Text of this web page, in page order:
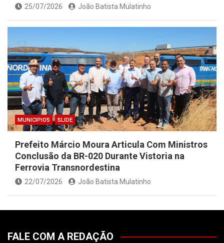
25/07/2026 João Batista Mulatinho
MUNICIPIOS SLIDE
Prefeito Márcio Moura Articula Com Ministros
Conclusão da BR-020 Durante Vistoria na
Ferrovia Transnordestina
22/07/2026 João Batista Mulatinho
FALE COM A REDAÇÃO